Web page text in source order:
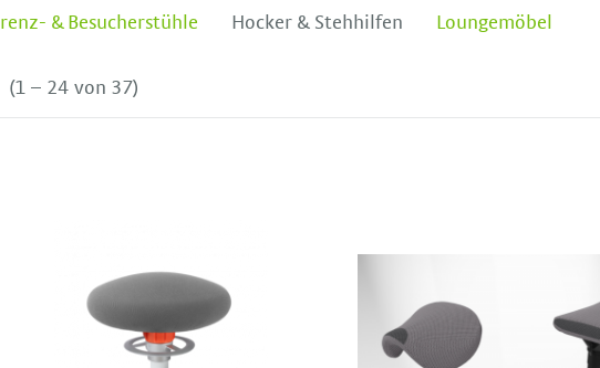
& Besucherstühle Hocker & Stehhilfen Loungemöbel
(1 – 24 von 37)